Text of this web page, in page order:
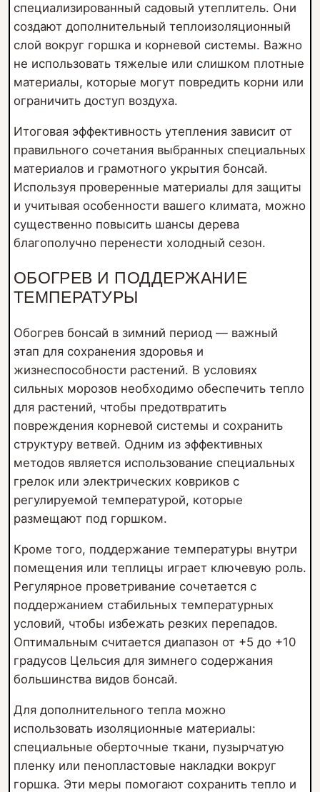
специализированный садовый утеплитель. Они
создают дополнительный теплоизоляционный
слой вокруг горшка и корневой системы. Важно
не использовать тяжелые или слишком плотные
материалы, которые могут повредить корни или
ограничить доступ воздуха.
Итоговая эффективность утепления зависит от
правильного сочетания выбранных специальных
материалов и грамотного укрытия бонсай.
Используя проверенные материалы для защиты
и учитывая особенности вашего климата, можно
существенно повысить шансы дерева
благополучно перенести холодный сезон.
ОБОГРЕВ И ПОДДЕРЖАНИЕ
ТЕМПЕРАТУРЫ
Обогрев бонсай в зимний период — важный
этап для сохранения здоровья и
жизнеспособности растений. В условиях
сильных морозов необходимо обеспечить тепло
для растений, чтобы предотвратить
повреждения корневой системы и сохранить
структуру ветвей. Одним из эффективных
методов является использование специальных
грелок или электрических ковриков с
регулируемой температурой, которые
размещают под горшком.
Кроме того, поддержание температуры внутри
помещения или теплицы играет ключевую роль.
Регулярное проветривание сочетается с
поддержанием стабильных температурных
условий, чтобы избежать резких перепадов.
Оптимальным считается диапазон от +5 до +10
градусов Цельсия для зимнего содержания
большинства видов бонсай.
Для дополнительного тепла можно
использовать изоляционные материалы:
специальные оберточные ткани, пузырчатую
пленку или пенопластовые накладки вокруг
горшка. Эти меры помогают сохранить тепло и